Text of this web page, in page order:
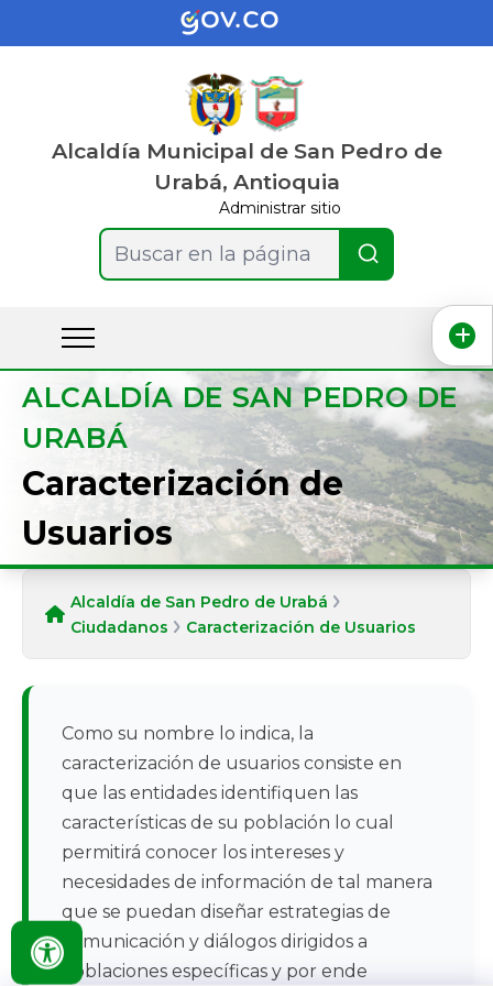
Alcaldía Municipal de San Pedro de
Urabá, Antioquia
Administrar sitio
Buscar en la página
ALCALDÍA DE SAN PEDRO DE
URABÁ
Caracterización de
Usuarios
Alcaldía de San Pedro de Urabá
Ciudadanos
Caracterización de Usuarios
​​​​​​Como su nombre lo indica, la
caracterización de usuarios consiste en
que las entidades identifiquen las
características de su población lo cual
permitirá conocer los intereses y
necesidades de información de tal manera
que se puedan diseñar estrategias de
comunicación y diálogos dirigidos a
poblaciones específicas y por ende